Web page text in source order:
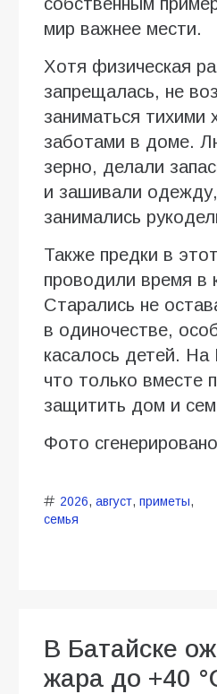
мир важнее мести.
Хотя физическая
запрещалась, не
заниматься тихими
заботами в доме.
зерно, делали
и зашивали
занимались
Также предки в
проводили время в
Старались не
в одиночестве,
касалось детей. На
что только вместе
защитить дом и
Фото
2026, август, приметы,
семья
В Батайске
жара до +40